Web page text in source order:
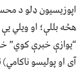
اپوزیسیون ډلو د
هڅه بللې؛ او
“يوازې خبرې کوي”
آی او پوليسو